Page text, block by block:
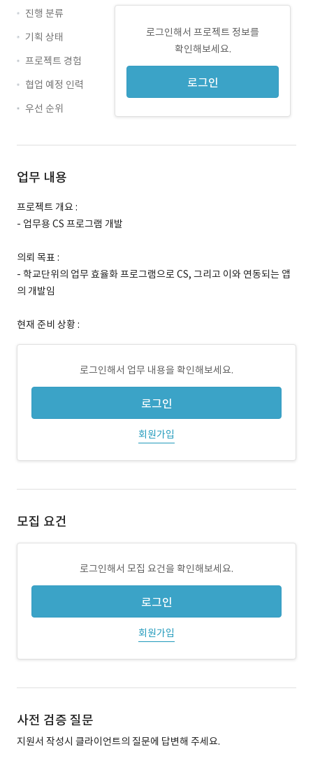
로그인해서 프로젝트 정보를
확인해보세요.
로그인
진행 분류
기획 상태
프로젝트 경험
협업 예정 인력
우선 순위
업무 내용
프로젝트 개요 :
- 업무용 CS 프로그램 개발
의뢰 목표 :
- 학교단위의 업무 효율화 프로그램으로 CS, 그리고 이와 연동되는 앱
의 개발임
현재 준비 상황 :
로그인해서 업무 내용을 확인해보세요.
로그인
회원가입
모집 요건
로그인해서 모집 요건을 확인해보세요.
로그인
회원가입
사전 검증 질문
지원서 작성시 클라이언트의 질문에 답변해 주세요.